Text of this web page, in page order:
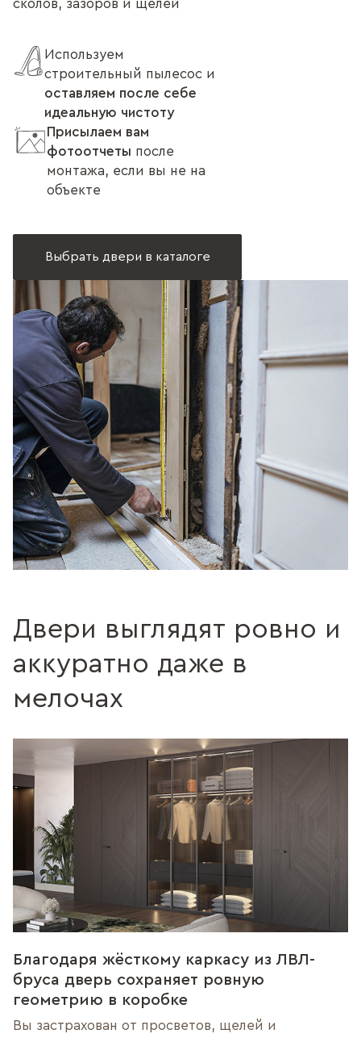
сколов, зазоров и щелей
Используем
строительный пылесос и
оставляем после себе
идеальную чистоту
Присылаем вам
фотоотчеты после
монтажа, если вы не на
объекте
Выбрать двери в каталоге
Двери выглядят ровно и
аккуратно даже в
мелочах
Благодаря жёсткому каркасу из ЛВЛ-
бруса дверь сохраняет ровную
геометрию в коробке
Вы застрахован от просветов, щелей и